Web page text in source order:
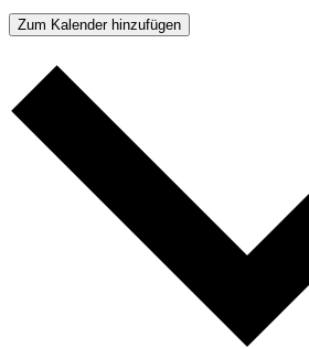
Zum Kalender hinzufügen